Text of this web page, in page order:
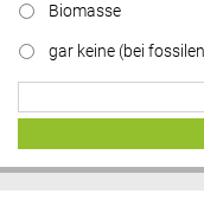
Biomasse
gar keine (bei